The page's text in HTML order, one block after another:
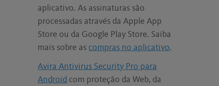
aplicativo. As assinaturas são
processadas através da Apple App
Store ou da Google Play Store. Saiba
mais sobre ascompras no aplicativo.
Avira Antivirus Security Pro para
Android com proteção da Web, da